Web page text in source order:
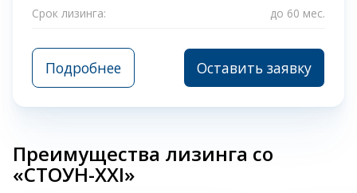
Срок лизинга:
до 60 мес.
Подробнее Оставить заявку
Преимущества лизинга со
«СТОУН-XXI»